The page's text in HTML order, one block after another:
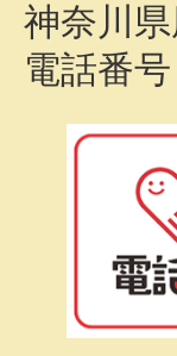
神奈川
電話番号